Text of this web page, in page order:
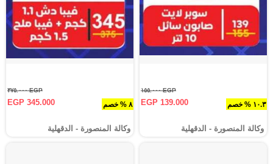
١٠.٣ % خصم
EGP ١٥٥.٠٠٠
EGP 139.000
وكالة المنصورة - الدقهلية‎
٨ % خصم
EGP ٣٧٥.٠٠٠
EGP 345.000
وكالة المنصورة - الدقهلية‎